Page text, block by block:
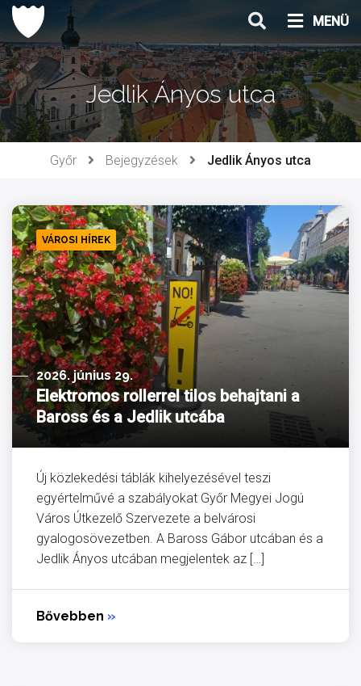
Ugrás
tartalomhoz
MENÜ
Jedlik Ányos utca
Győr Bejegyzések Jedlik Ányos utca
VÁROSI HÍREK
2026. június 29.
Elektromos rollerrel tilos behajtani a
Baross és a Jedlik utcába
Új közlekedési táblák kihelyezésével teszi
egyértelművé a szabályokat Győr Megyei Jogú
Város Útkezelő Szervezete a belvárosi
gyalogosövezetben. A Baross Gábor utcában és a
Jedlik Ányos utcában megjelentek az […]
Bővebben »